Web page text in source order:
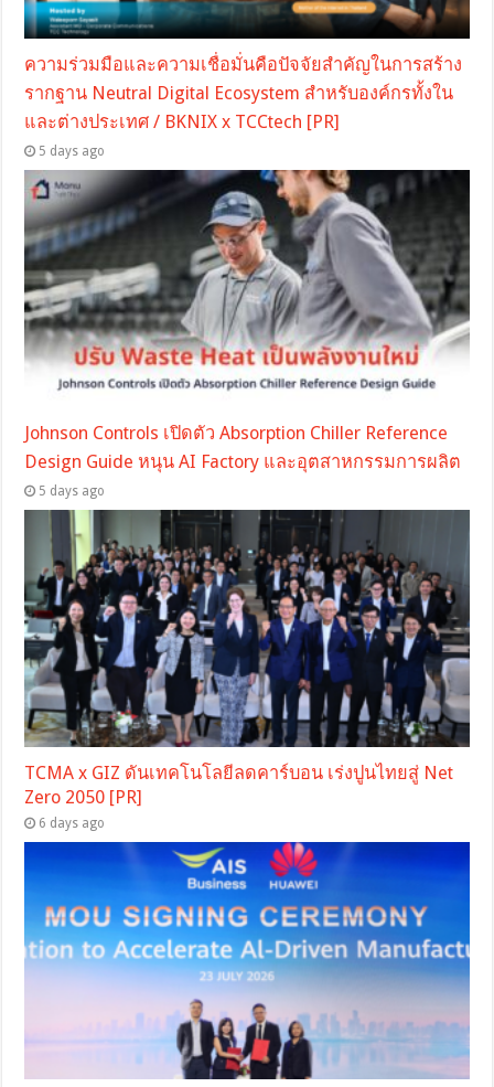
ความร่วมมือและความเชื่อมั่นคือปัจจัยสำคัญในการสร้าง
รากฐาน Neutral Digital Ecosystem สำหรับองค์กรทั้งใน
และต่างประเทศ / BKNIX x TCCtech [PR]
5 days ago
Johnson Controls เปิดตัว Absorption Chiller Reference
Design Guide หนุน AI Factory และอุตสาหกรรมการผลิต
5 days ago
TCMA x GIZ ดันเทคโนโลยีลดคาร์บอน เร่งปูนไทยสู่ Net
Zero 2050 [PR]
6 days ago